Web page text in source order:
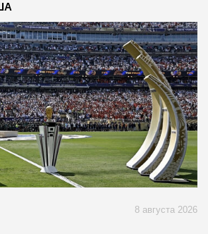
8 августа 2026